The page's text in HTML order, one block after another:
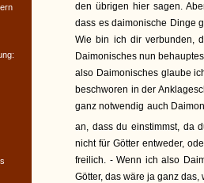
den übrigen hier sagen.
dass es daimonische Dinge
Wie bin ich dir verbunden,
Daimonisches nun
also Daimonisches glaube
beschworen in der
ganz notwendig auch
an, dass du einstimmst, da
nicht für Götter entweder,
freilich. - Wenn ich also
Götter, das wäre ja ganz